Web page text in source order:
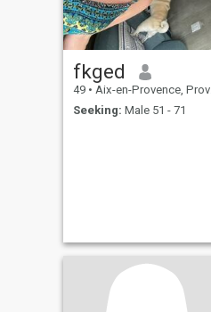
fkged
49 • Aix-en-Provence, Provence-Alpes-Côte d'Azur, France
Seeking: Male 51 - 71